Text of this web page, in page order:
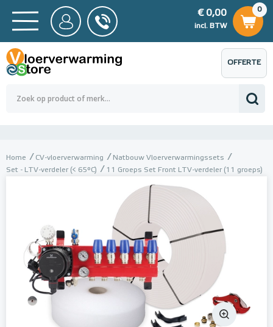
BTW
0,00
0
€ 0,00
incl. BTW
€ 0,00
OFFERTE
AANVRAGEN
Home CV-vloerverwarming
Natbouw Vloerverwarmingssets
Set - LTV-verdeler (< 65°C)
11 Groeps Set Front LTV-verdeler (11 groeps)